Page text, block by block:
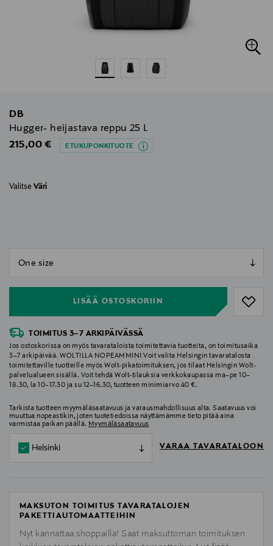
DB
Hugger- heijastava reppu 25 L
Original Price
215,00 € ETUKUPONKITUOTE
Valitse Väri
LISÄÄ OSTOSKORIIN
TOIMITUS 3–7 ARKIPÄIVÄSSÄ
Jos ostoskorissa on myös tavarataloista toimitettavia tuotteita, on toimitusaika
3–7 arkipäivää. WOLTILLA NOPEAMMIN! Voit valita Helsingin tavaratalosta
toimitettaville tuotteille myös Wolt-pikatoimituksen, jos tilaat Helsingin Wolt-
palvelualueen sisällä. Voit tehdä Wolt-tilauksia verkkokaupassa ma–pe 10–
18.30, la 10–17.30 ja su 12–16.30, tuotteen minimiarvo 40 €.
Tarkista tuotteen myymäläsaatavuus ja varausmahdollisuus alta. Saatavuus voi
muuttua nopeastikin, joten tuotetiedoissa näyttämämme tieto pitää aina
varmistaa paikan päällä. Myymäläsaatavuus
Helsinki VARAA TAVARATALOON
MAKSUTON TOIMITUS TAVARATALOJEN
PAKETTIAUTOMAATTEIHIN
Nyt kannattaa shoppailla! Saat maksuttoman toimituksen